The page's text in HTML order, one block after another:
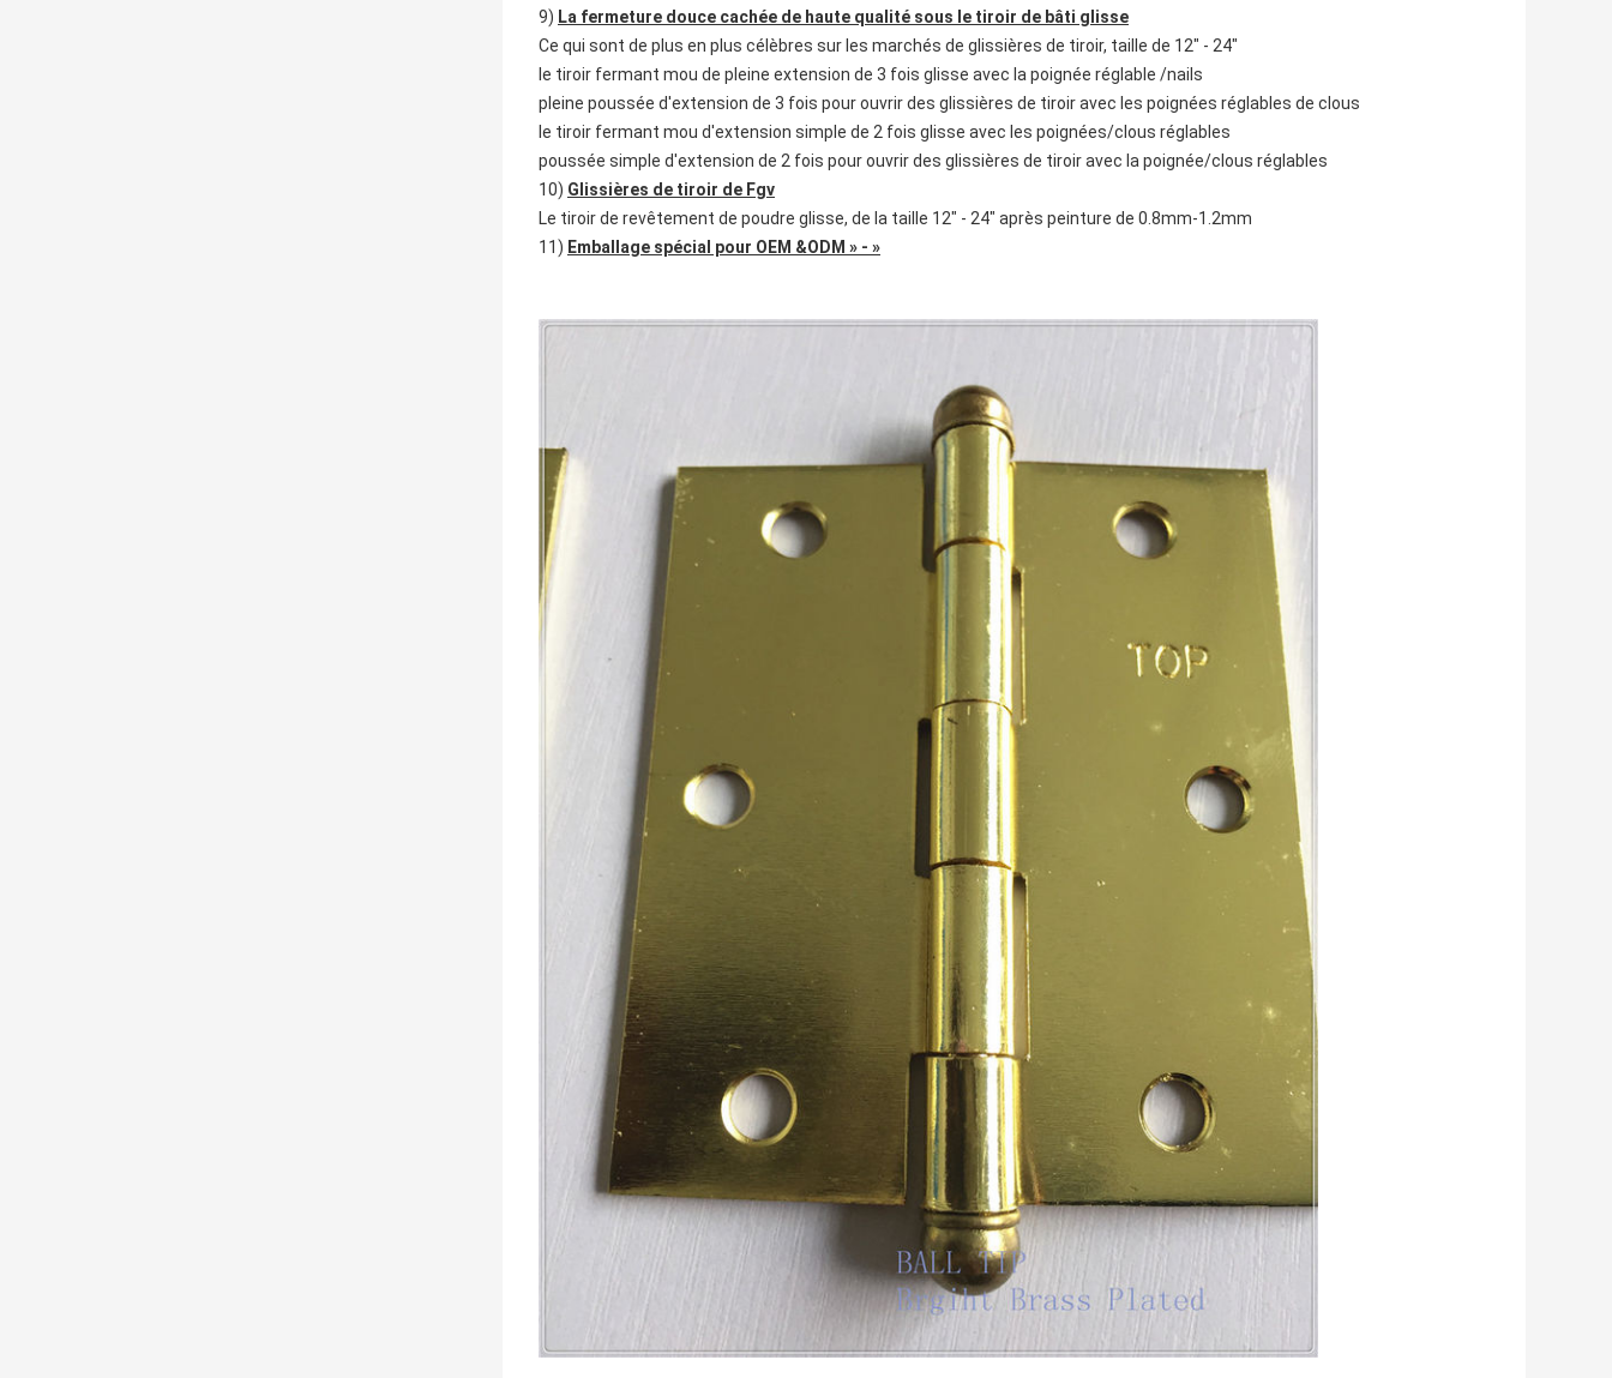
9) La fermeture douce cachée de haute qualité sous le tiroir de bâti glisse
Ce qui sont de plus en plus célèbres sur les marchés de glissières de tiroir, taille de 12" - 24"
le tiroir fermant mou de pleine extension de 3 fois glisse avec la poignée réglable /nails
pleine poussée d'extension de 3 fois pour ouvrir des glissières de tiroir avec les poignées réglables de clous
le tiroir fermant mou d'extension simple de 2 fois glisse avec les poignées/clous réglables
poussée simple d'extension de 2 fois pour ouvrir des glissières de tiroir avec la poignée/clous réglables
10) Glissières de tiroir de Fgv
Le tiroir de revêtement de poudre glisse, de la taille 12" - 24" après peinture de 0.8mm-1.2mm
11) Emballage spécial pour OEM &ODM » - »